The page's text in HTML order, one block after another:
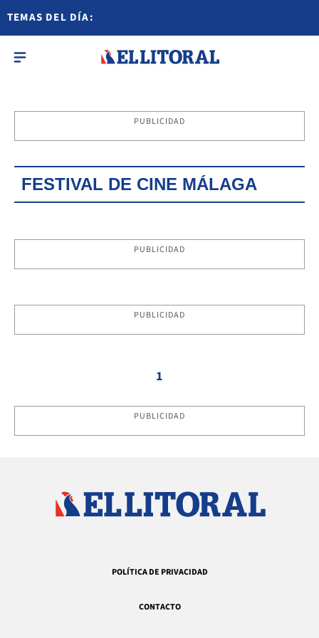
TEMAS DEL DÍA:
PUBLICIDAD
FESTIVAL DE CINE MÁLAGA
PUBLICIDAD
PUBLICIDAD
1
PUBLICIDAD
POLÍTICA DE PRIVACIDAD
CONTACTO